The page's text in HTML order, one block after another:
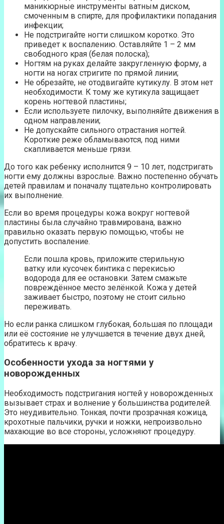
маникюрные инструменты ватным диском,
смоченным в спирте, для профилактики попадания
инфекции;
Не подстригайте ногти слишком коротко. Это
приведет к воспалению. Оставляйте 1 – 2 мм
свободного края (белая полоска);
Ногтям на руках делайте закругленную форму, а
ногти на ногах стригите по прямой линии;
Не обрезайте, не отодвигайте кутикулу. В этом нет
необходимости. К тому же кутикула защищает
корень ногтевой пластины;
Если используете пилочку, выполняйте движения в
одном направлении;
Не допускайте сильного отрастания ногтей.
Короткие реже обламываются, под ними
скапливается меньше грязи.
До того как ребенку исполнится 9 – 10 лет, подстригать
ногти ему должны взрослые. Важно постепенно обучать
детей правилам и поначалу тщательно контролировать
их выполнение.
Если во время процедуры кожа вокруг ногтевой
пластины была случайно травмирована, важно
правильно оказать первую помощью, чтобы не
допустить воспаление.
Если пошла кровь, приложите стерильную
ватку или кусочек бинтика с перекисью
водорода для ее остановки. Затем смажьте
повреждённое место зелёнкой. Кожа у детей
заживает быстро, поэтому не стоит сильно
переживать.
Но если ранка слишком глубокая, большая по площади
или её состояние не улучшается в течение двух дней,
обратитесь к врачу.
Особенности ухода за ногтями у
новорожденных
Необходимость подстригания ногтей у новорожденных
вызывает страх и волнение у большинства родителей.
Это неудивительно. Тонкая, почти прозрачная кожица,
крохотные пальчики, ручки и ножки, непроизвольно
махающие во все стороны, усложняют процедуру.